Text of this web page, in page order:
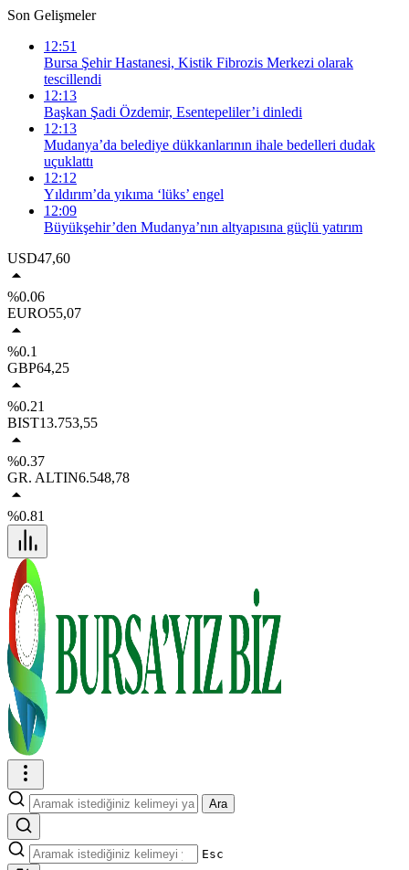
Son Gelişmeler
12:51
Bursa Şehir Hastanesi, Kistik Fibrozis Merkezi olarak
tescillendi
12:13
Başkan Şadi Özdemir, Esentepeliler’i dinledi
12:13
Mudanya’da belediye dükkanlarının ihale bedelleri dudak
uçuklattı
12:12
Yıldırım’da yıkıma ‘lüks’ engel
12:09
Büyükşehir’den Mudanya’nın altyapısına güçlü yatırım
USD47,60
%0.06
EURO55,07
%0.1
GBP64,25
%0.21
BIST13.753,55
%0.37
GR. ALTIN6.548,78
%0.81
Ara
Esc